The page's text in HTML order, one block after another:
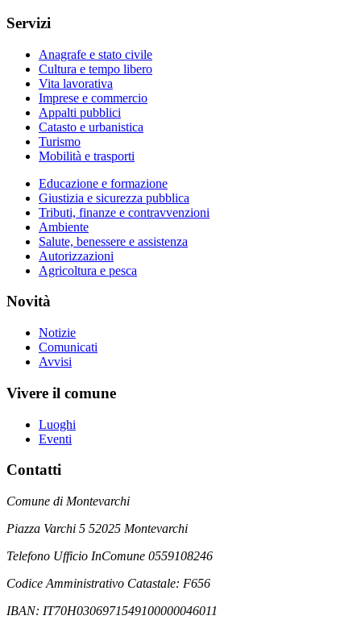
Servizi
Anagrafe e stato civile
Cultura e tempo libero
Vita lavorativa
Imprese e commercio
Appalti pubblici
Catasto e urbanistica
Turismo
Mobilità e trasporti
Educazione e formazione
Giustizia e sicurezza pubblica
Tributi, finanze e contravvenzioni
Ambiente
Salute, benessere e assistenza
Autorizzazioni
Agricoltura e pesca
Novità
Notizie
Comunicati
Avvisi
Vivere il comune
Luoghi
Eventi
Contatti
Comune di Montevarchi
Piazza Varchi 5 52025 Montevarchi
Telefono Ufficio InComune 0559108246
Codice Amministrativo Catastale: F656
IBAN: IT70H0306971549100000046011